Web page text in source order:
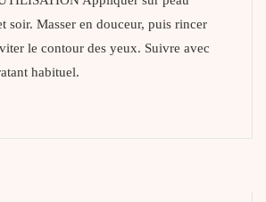
soir. Masser en douceur, puis rincer
le contour des yeux. Suivre avec
habituel.